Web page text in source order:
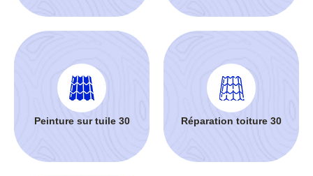
Peinture sur tuile 30 Réparation toiture 30